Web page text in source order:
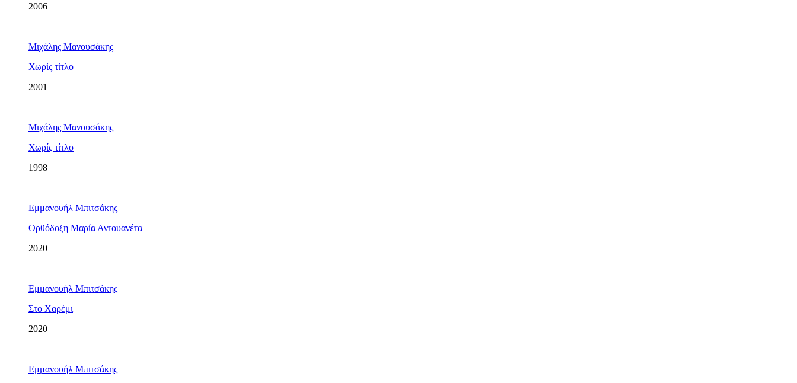
2006
Μιχάλης Μανουσάκης
Χωρίς τίτλο
2001
Μιχάλης Μανουσάκης
Χωρίς τίτλο
1998
Εμμανουήλ Μπιτσάκης
Ορθόδοξη Μαρία Αντουανέτα
2020
Εμμανουήλ Μπιτσάκης
Στο Χαρέμι
2020
Εμμανουήλ Μπιτσάκης